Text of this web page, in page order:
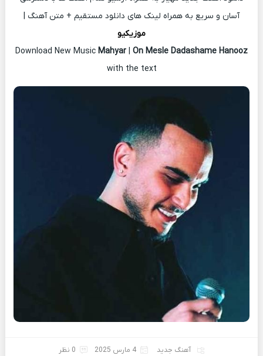
آسان و سریع به همراه لینک های دانلود مستقیم + متن آهنگ |
موزیکیو
Download New Music Mahyar | On Mesle Dadashame Hanooz
with the text
آهنگ جدید 4 مارس 2025 0 نظر